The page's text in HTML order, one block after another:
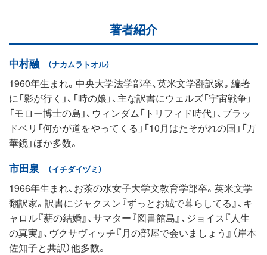
著者紹介
中村融 （ナカムラトオル）
1960年生まれ。中央大学法学部卒、英米文学翻訳家。編著
に「影が行く」、「時の娘」、主な訳書にウェルズ「宇宙戦争」
「モロー博士の島」、ウィンダム「トリフィド時代」、ブラッ
ドベリ「何かが道をやってくる」「10月はたそがれの国」「万
華鏡」ほか多数。
市田泉 （イチダイヅミ）
1966年生まれ、お茶の水女子大学文教育学部卒。英米文学
翻訳家。訳書にジャクスン『ずっとお城で暮らしてる』、キ
ャロル『薪の結婚』、サマター『図書館島』、ジョイス『人生
の真実』、ヴクサヴィッチ『月の部屋で会いましょう』（岸本
佐知子と共訳）他多数。